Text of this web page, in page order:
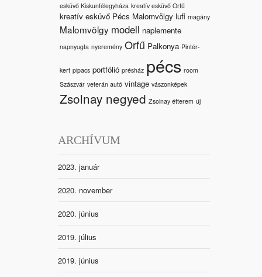
esküvő Kiskunfélegyháza kreatív esküvő Orfű
kreatív esküvő Pécs Malomvölgy lufi magány
Malomvölgy modell naplemente
napnyugta nyeremény Orfű Palkonya Pintér-
kert pipacs portfólió présház pécs room
Szászvár veterán autó vintage vászonképek
Zsolnay negyed Zsolnay étterem új
ARCHÍVUM
2023. január
2020. november
2020. június
2019. július
2019. június